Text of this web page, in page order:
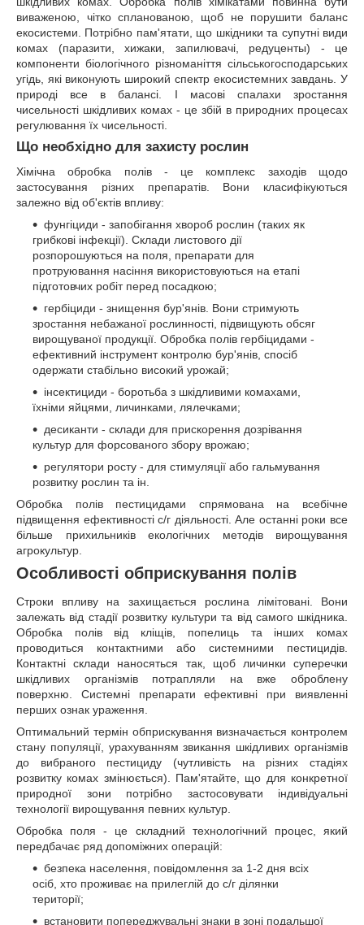
виваженою, чітко спланованою, щоб не порушити баланс
екосистеми. Потрібно пам'ятати, що шкідники та супутні види
комах (паразити, хижаки, запилювачі, редуценты) - це
компоненти біологічного різноманіття сільськогосподарських
угідь, які виконують широкий спектр екосистемних завдань. У
природі все в балансі. І масові спалахи зростання
чисельності шкідливих комах - це збій в природних процесах
регулювання їх чисельності.
Що необхідно для захисту рослин
Хімічна обробка полів - це комплекс заходів щодо
застосування різних препаратів. Вони класифікуються
залежно від об'єктів впливу:
фунгіциди - запобігання хвороб рослин (таких як
грибкові інфекції). Склади листового дії
розпорошуються на поля, препарати для
протруювання насіння використовуються на етапі
підготовчих робіт перед посадкою;
гербіциди - знищення бур'янів. Вони стримують
зростання небажаної рослинності, підвищують обсяг
вирощуваної продукції. Обробка полів гербіцидами -
ефективний інструмент контролю бур'янів, спосіб
одержати стабільно високий урожай;
інсектициди - боротьба з шкідливими комахами,
їхніми яйцями, личинками, лялечками;
десиканти - склади для прискорення дозрівання
культур для форсованого збору врожаю;
регулятори росту - для стимуляції або гальмування
розвитку рослин та ін.
Обробка полів пестицидами спрямована на всебічне
підвищення ефективності с/г діяльності. Але останні роки все
більше прихильників екологічних методів вирощування
агрокультур.
Особливості обприскування полів
Строки впливу на захищається рослина лімітовані. Вони
залежать від стадії розвитку культури та від самого шкідника.
Обробка полів від кліщів, попелиць та інших комах
проводиться контактними або системними пестицидів.
Контактні склади наносяться так, щоб личинки суперечки
шкідливих організмів потрапляли на вже оброблену
поверхню. Системні препарати ефективні при виявленні
перших ознак ураження.
Оптимальний термін обприскування визначається контролем
стану популяції, урахуванням звикання шкідливих організмів
до вибраного пестициду (чутливість на різних стадіях
розвитку комах змінюється). Пам'ятайте, що для конкретної
природної зони потрібно застосовувати індивідуальні
технології вирощування певних культур.
Обробка поля - це складний технологічний процес, який
передбачає ряд допоміжних операцій:
безпека населення, повідомлення за 1-2 дня всіх
осіб, хто проживає на прилеглій до с/г ділянки
території;
встановити попереджувальні знаки в зоні подальшої